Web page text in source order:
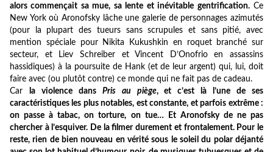
alors commençait sa mue, sa lente et inévitable gentrification.Ce
New York où Aronofsky lâche une galerie de personnages azimutés
(pour la plupart des tueurs sans scrupules et sans pitié, avec
mention spéciale pour Nikita Kukushkin en roquet branché sur
secteur, et Liev Schreiber et Vincent D’Onofrio en assassins
hassidiques) à la poursuite de Hank (et de leur argent) qui, lui, doit
faire avec (ou plutôt contre) ce monde qui ne fait pas de cadeau.
Car
la violence dans Pris au piège, et c’est là l’une de ses
caractéristiques les plus notables, est constante, et parfois extrême :
on passe à tabac, on torture, on tue… Et Aronofsky de ne pas
chercher à l’esquiver. De la filmer durement et frontalement. Pour le
reste, rien de bien nouveau en vérité sous le soleil du polar déjanté